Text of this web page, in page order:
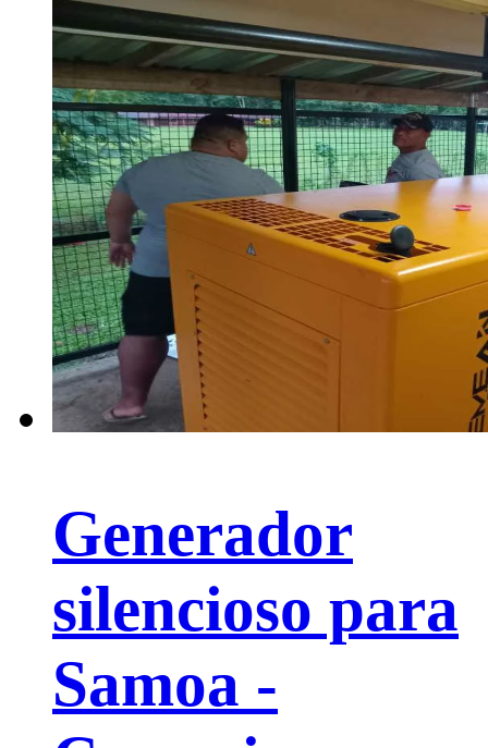
Generador
silencioso para
Samoa -